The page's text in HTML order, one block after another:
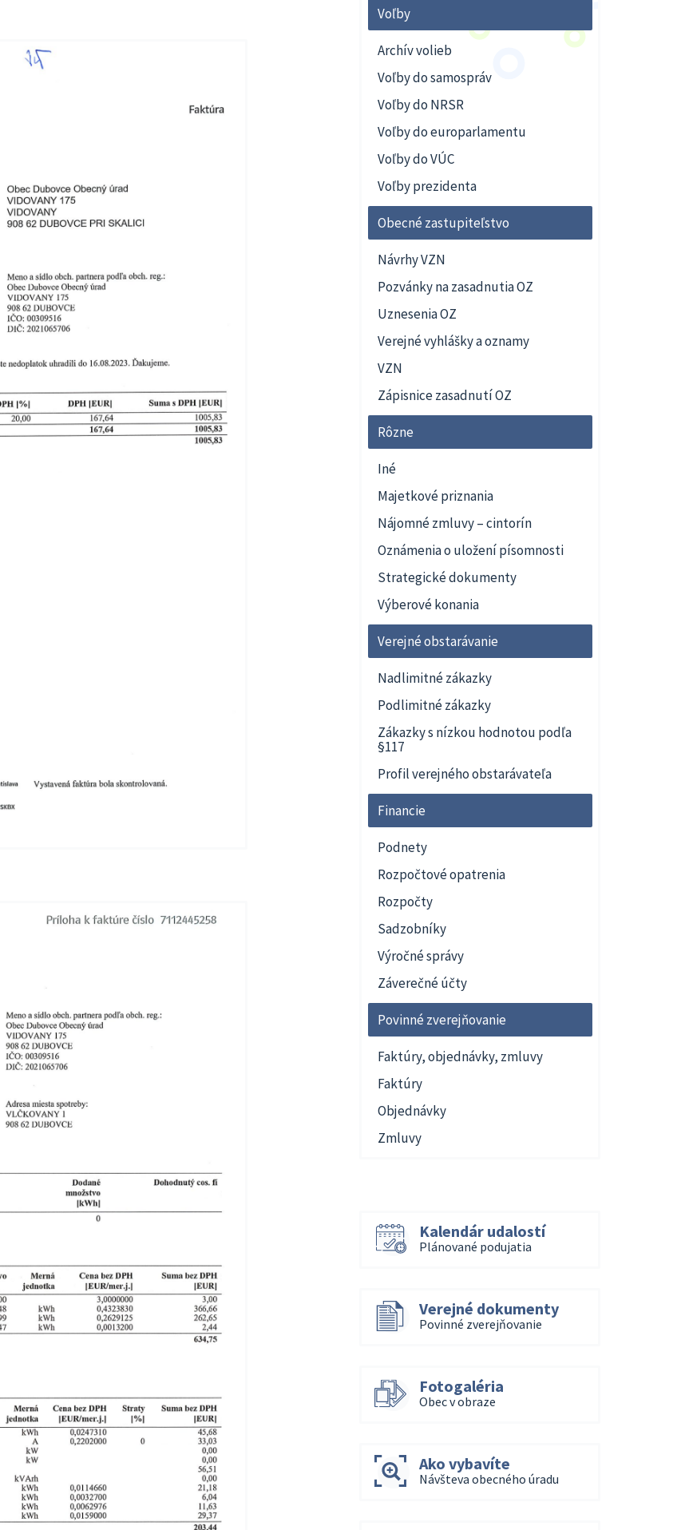
Voľby
Archív volieb
Voľby do samospráv
Voľby do NRSR
Voľby do europarlamentu
Voľby do VÚC
Voľby prezidenta
Obecné zastupiteľstvo
Návrhy VZN
Pozvánky na zasadnutia OZ
Uznesenia OZ
Verejné vyhlášky a oznamy
VZN
Zápisnice zasadnutí OZ
Rôzne
Iné
Majetkové priznania
Nájomné zmluvy – cintorín
Oznámenia o uložení písomnosti
Strategické dokumenty
Výberové konania
Verejné obstarávanie
Nadlimitné zákazky
Podlimitné zákazky
Zákazky s nízkou hodnotou podľa
§117
Profil verejného obstarávateľa
Financie
Podnety
Rozpočtové opatrenia
Rozpočty
Sadzobníky
Výročné správy
Záverečné účty
Povinné zverejňovanie
Faktúry, objednávky, zmluvy
Faktúry
Objednávky
Zmluvy
Kalendár udalostí
Plánované podujatia
Verejné dokumenty
Povinné zverejňovanie
Fotogaléria
Obec v obraze
Ako vybavíte
Návšteva obecného úradu